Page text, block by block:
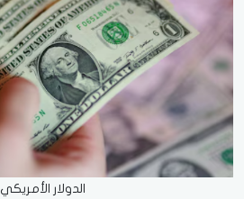
الدولار الأمريكي